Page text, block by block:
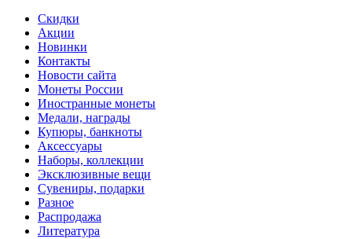
Скидки
Акции
Новинки
Контакты
Новости сайта
Монеты России
Иностранные монеты
Медали, награды
Купюры, банкноты
Аксессуары
Наборы, коллекции
Эксклюзивные вещи
Сувениры, подарки
Разное
Распродажа
Литература